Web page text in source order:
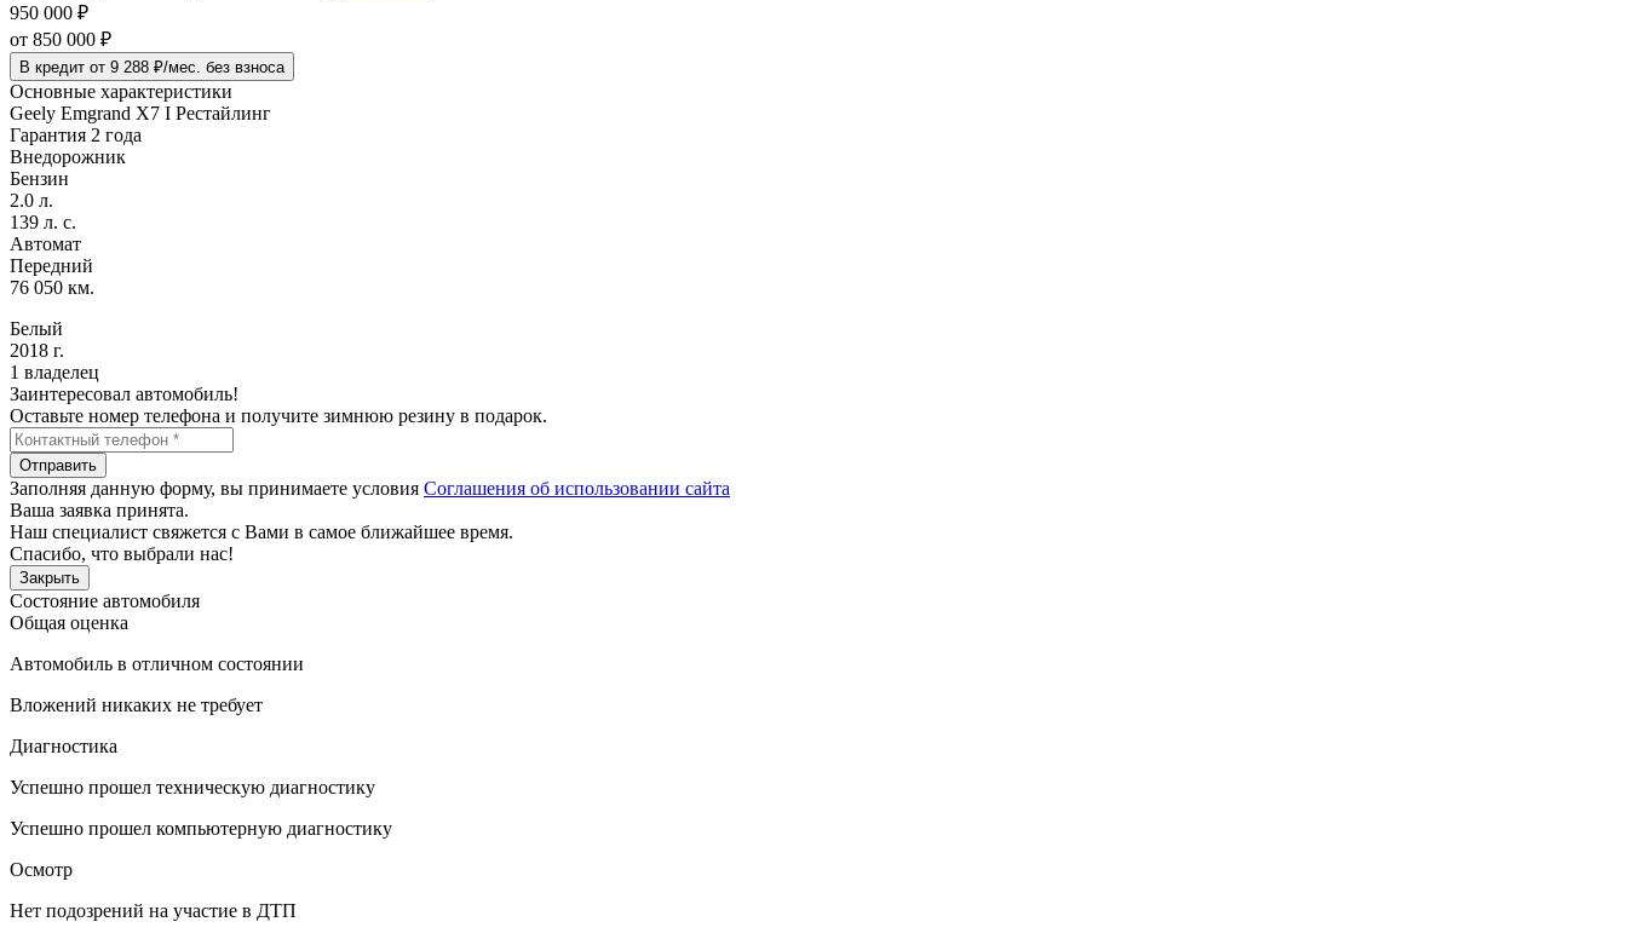
950 000 ₽
от 850 000 ₽
В кредит от 9 288 ₽/мес. без взноса
Основные характеристики
Geely Emgrand X7 I Рестайлинг
Гарантия 2 года
Внедорожник
Бензин
2.0 л.
139 л. с.
Автомат
Передний
76 050 км.
Белый
2018 г.
1 владелец
Заинтересовал автомобиль!
Оставьте номер телефона и получите зимнюю резину в подарок.
Отправить
Заполняя данную форму, вы принимаете условия Соглашения об использовании сайта
Ваша заявка принята.
Наш специалист свяжется с Вами в самое ближайшее время.
Спасибо, что выбрали нас!
Закрыть
Состояние автомобиля
Общая оценка
Автомобиль в отличном состоянии
Вложений никаких не требует
Диагностика
Успешно прошел техническую диагностику
Успешно прошел компьютерную диагностику
Осмотр
Нет подозрений на участие в ДТП